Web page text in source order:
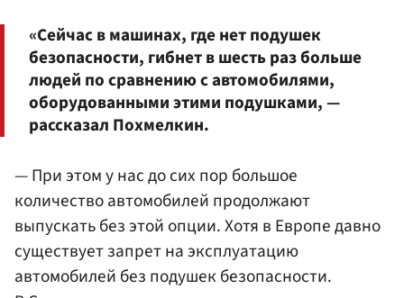
«Сейчас в машинах, где нет подушек
безопасности, гибнет в шесть раз больше
людей по сравнению с автомобилями,
оборудованными этими подушками, —
рассказал Похмелкин.
— При этом у нас до сих пор большое
количество автомобилей продолжают
выпускать без этой опции. Хотя в Европе давно
существует запрет на эксплуатацию
автомобилей без подушек безопасности.